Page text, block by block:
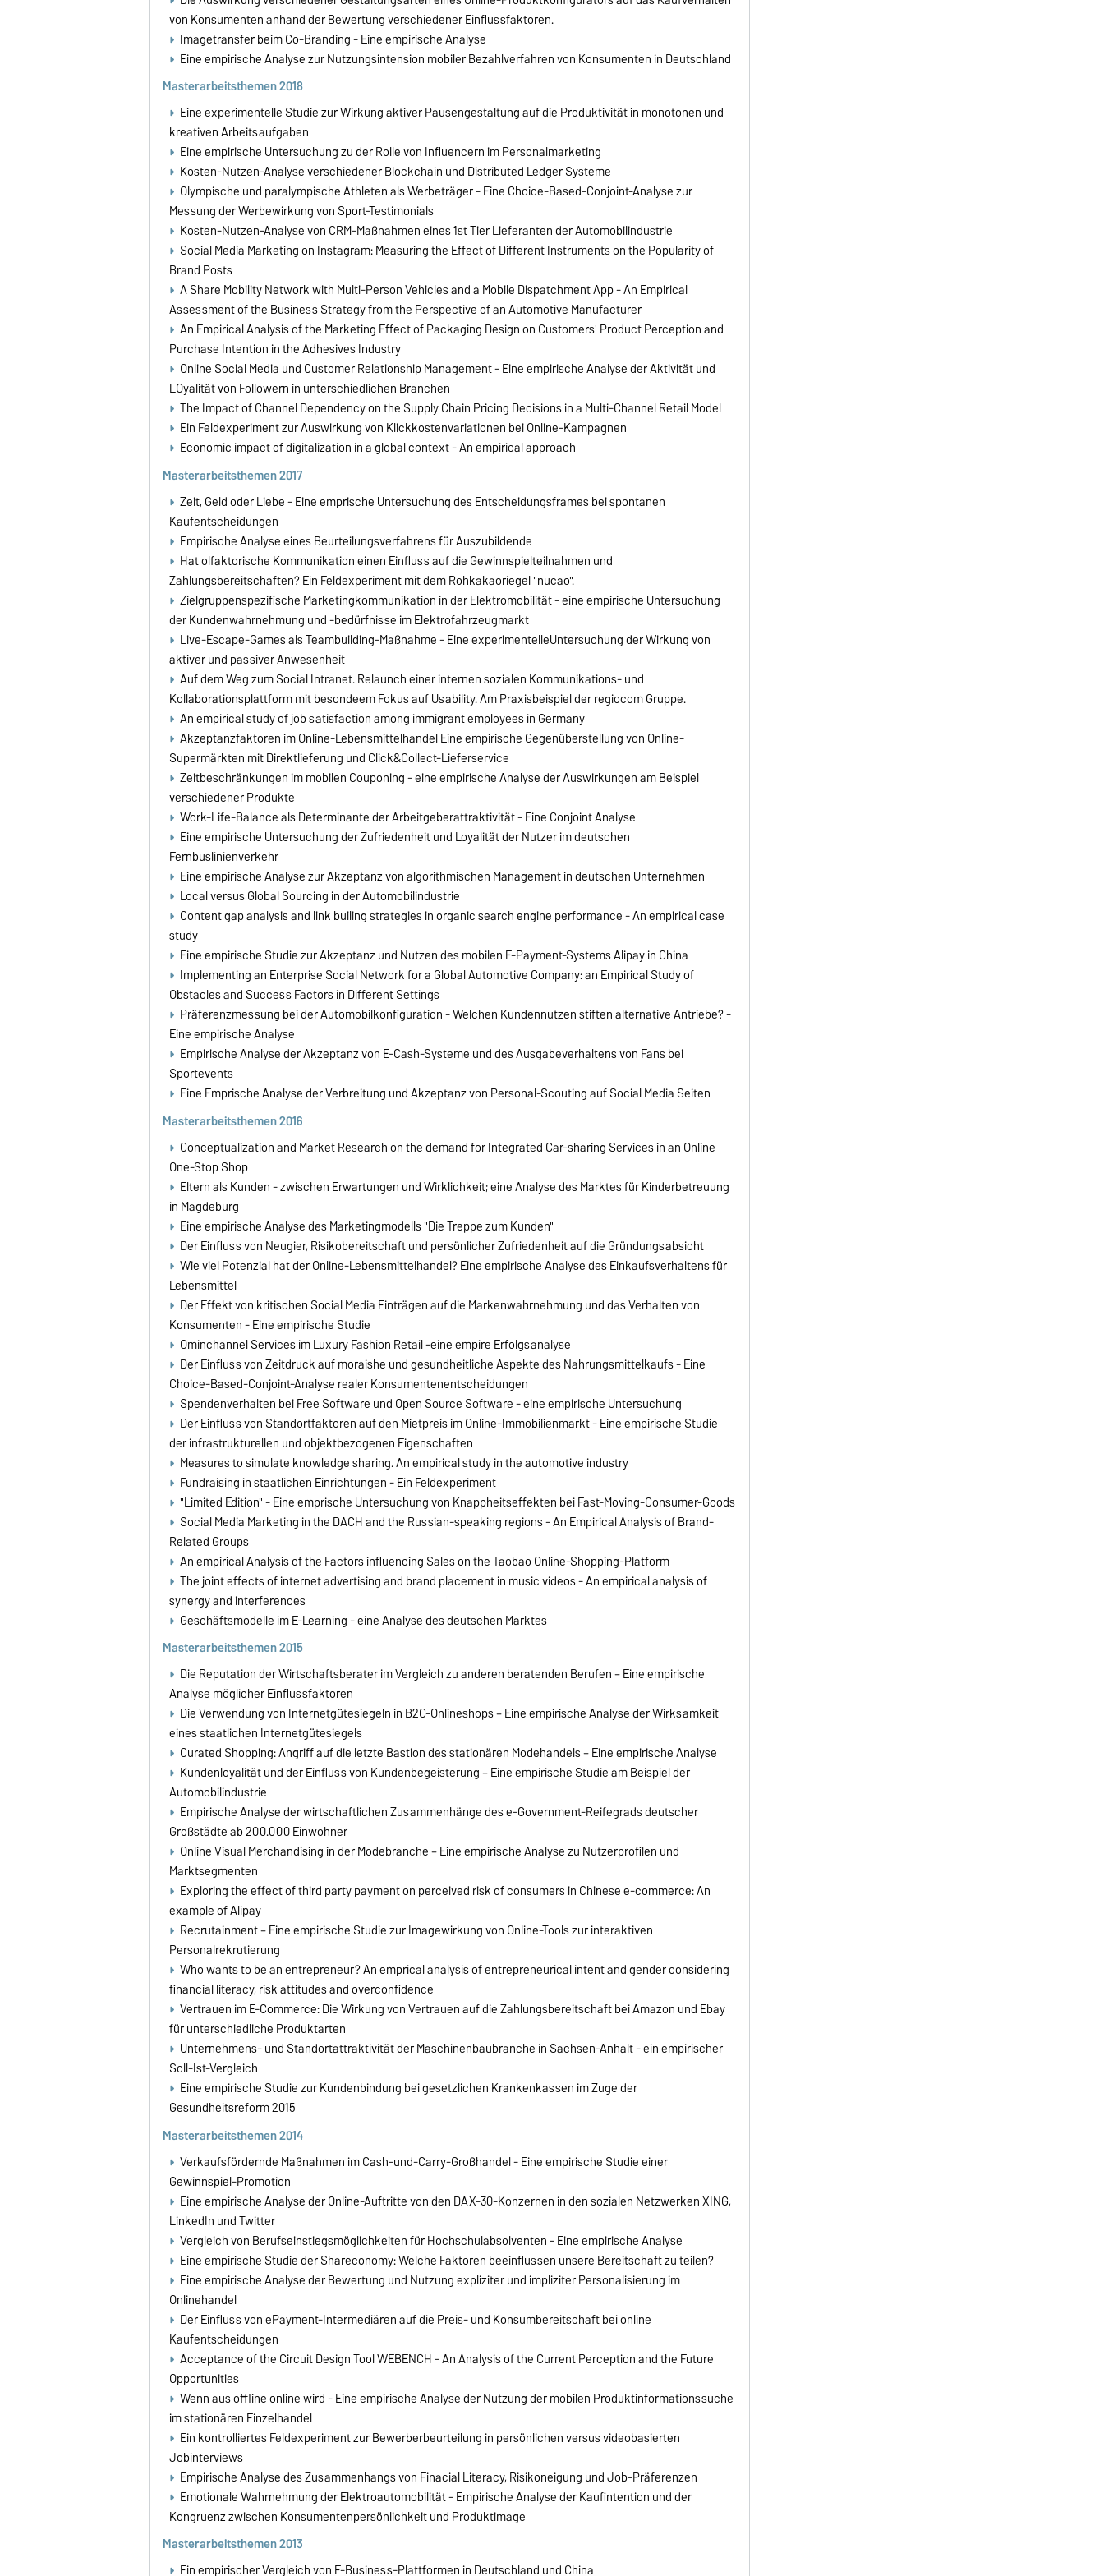
von Konsumenten anhand der Bewertung verschiedener Einflussfaktoren.
Imagetransfer beim Co-Branding - Eine empirische Analyse
Eine empirische Analyse zur Nutzungsintension mobiler Bezahlverfahren von Konsumenten in Deutschland
Masterarbeitsthemen 2018
Eine experimentelle Studie zur Wirkung aktiver Pausengestaltung auf die Produktivität in monotonen und
kreativen Arbeitsaufgaben
Eine empirische Untersuchung zu der Rolle von Influencern im Personalmarketing
Kosten-Nutzen-Analyse verschiedener Blockchain und Distributed Ledger Systeme
Olympische und paralympische Athleten als Werbeträger - Eine Choice-Based-Conjoint-Analyse zur
Messung der Werbewirkung von Sport-Testimonials
Kosten-Nutzen-Analyse von CRM-Maßnahmen eines 1st Tier Lieferanten der Automobilindustrie
Social Media Marketing on Instagram: Measuring the Effect of Different Instruments on the Popularity of
Brand Posts
A Share Mobility Network with Multi-Person Vehicles and a Mobile Dispatchment App - An Empirical
Assessment of the Business Strategy from the Perspective of an Automotive Manufacturer
An Empirical Analysis of the Marketing Effect of Packaging Design on Customers' Product Perception and
Purchase Intention in the Adhesives Industry
Online Social Media und Customer Relationship Management - Eine empirische Analyse der Aktivität und
LOyalität von Followern in unterschiedlichen Branchen
The Impact of Channel Dependency on the Supply Chain Pricing Decisions in a Multi-Channel Retail Model
Ein Feldexperiment zur Auswirkung von Klickkostenvariationen bei Online-Kampagnen
Economic impact of digitalization in a global context - An empirical approach
Masterarbeitsthemen 2017
Zeit, Geld oder Liebe - Eine emprische Untersuchung des Entscheidungsframes bei spontanen
Kaufentscheidungen
Empirische Analyse eines Beurteilungsverfahrens für Auszubildende
Hat olfaktorische Kommunikation einen Einfluss auf die Gewinnspielteilnahmen und
Zahlungsbereitschaften? Ein Feldexperiment mit dem Rohkakaoriegel "nucao".
Zielgruppenspezifische Marketingkommunikation in der Elektromobilität - eine empirische Untersuchung
der Kundenwahrnehmung und -bedürfnisse im Elektrofahrzeugmarkt
Live-Escape-Games als Teambuilding-Maßnahme - Eine experimentelleUntersuchung der Wirkung von
aktiver und passiver Anwesenheit
Auf dem Weg zum Social Intranet. Relaunch einer internen sozialen Kommunikations- und
Kollaborationsplattform mit besondeem Fokus auf Usability. Am Praxisbeispiel der regiocom Gruppe.
An empirical study of job satisfaction among immigrant employees in Germany
Akzeptanzfaktoren im Online-Lebensmittelhandel Eine empirische Gegenüberstellung von Online-
Supermärkten mit Direktlieferung und Click&Collect-Lieferservice
Zeitbeschränkungen im mobilen Couponing - eine empirische Analyse der Auswirkungen am Beispiel
verschiedener Produkte
Work-Life-Balance als Determinante der Arbeitgeberattraktivität - Eine Conjoint Analyse
Eine empirische Untersuchung der Zufriedenheit und Loyalität der Nutzer im deutschen
Fernbuslinienverkehr
Eine empirische Analyse zur Akzeptanz von algorithmischen Management in deutschen Unternehmen
Local versus Global Sourcing in der Automobilindustrie
Content gap analysis and link builing strategies in organic search engine performance - An empirical case
study
Eine empirische Studie zur Akzeptanz und Nutzen des mobilen E-Payment-Systems Alipay in China
Implementing an Enterprise Social Network for a Global Automotive Company: an Empirical Study of
Obstacles and Success Factors in Different Settings
Präferenzmessung bei der Automobilkonfiguration - Welchen Kundennutzen stiften alternative Antriebe? -
Eine empirische Analyse
Empirische Analyse der Akzeptanz von E-Cash-Systeme und des Ausgabeverhaltens von Fans bei
Sportevents
Eine Emprische Analyse der Verbreitung und Akzeptanz von Personal-Scouting auf Social Media Seiten
Masterarbeitsthemen 2016
Conceptualization and Market Research on the demand for Integrated Car-sharing Services in an Online
One-Stop Shop
Eltern als Kunden - zwischen Erwartungen und Wirklichkeit; eine Analyse des Marktes für Kinderbetreuung
in Magdeburg
Eine empirische Analyse des Marketingmodells "Die Treppe zum Kunden"
Der Einfluss von Neugier, Risikobereitschaft und persönlicher Zufriedenheit auf die Gründungsabsicht
Wie viel Potenzial hat der Online-Lebensmittelhandel? Eine empirische Analyse des Einkaufsverhaltens für
Lebensmittel
Der Effekt von kritischen Social Media Einträgen auf die Markenwahrnehmung und das Verhalten von
Konsumenten - Eine empirische Studie
Ominchannel Services im Luxury Fashion Retail -eine empire Erfolgsanalyse
Der Einfluss von Zeitdruck auf moraishe und gesundheitliche Aspekte des Nahrungsmittelkaufs - Eine
Choice-Based-Conjoint-Analyse realer Konsumentenentscheidungen
Spendenverhalten bei Free Software und Open Source Software - eine empirische Untersuchung
Der Einfluss von Standortfaktoren auf den Mietpreis im Online-Immobilienmarkt - Eine empirische Studie
der infrastrukturellen und objektbezogenen Eigenschaften
Measures to simulate knowledge sharing. An empirical study in the automotive industry
Fundraising in staatlichen Einrichtungen - Ein Feldexperiment
"Limited Edition" - Eine emprische Untersuchung von Knappheitseffekten bei Fast-Moving-Consumer-Goods
Social Media Marketing in the DACH and the Russian-speaking regions - An Empirical Analysis of Brand-
Related Groups
An empirical Analysis of the Factors influencing Sales on the Taobao Online-Shopping-Platform
The joint effects of internet advertising and brand placement in music videos - An empirical analysis of
synergy and interferences
Geschäftsmodelle im E-Learning - eine Analyse des deutschen Marktes
Masterarbeitsthemen 2015
Die Reputation der Wirtschaftsberater im Vergleich zu anderen beratenden Berufen – Eine empirische
Analyse möglicher Einflussfaktoren
Die Verwendung von Internetgütesiegeln in B2C-Onlineshops – Eine empirische Analyse der Wirksamkeit
eines staatlichen Internetgütesiegels
Curated Shopping: Angriff auf die letzte Bastion des stationären Modehandels – Eine empirische Analyse
Kundenloyalität und der Einfluss von Kundenbegeisterung – Eine empirische Studie am Beispiel der
Automobilindustrie
Empirische Analyse der wirtschaftlichen Zusammenhänge des e-Government-Reifegrads deutscher
Großstädte ab 200.000 Einwohner
Online Visual Merchandising in der Modebranche – Eine empirische Analyse zu Nutzerprofilen und
Marktsegmenten
Exploring the effect of third party payment on perceived risk of consumers in Chinese e-commerce: An
example of Alipay
Recrutainment – Eine empirische Studie zur Imagewirkung von Online-Tools zur interaktiven
Personalrekrutierung
Who wants to be an entrepreneur? An emprical analysis of entrepreneurical intent and gender considering
financial literacy, risk attitudes and overconfidence
Vertrauen im E-Commerce: Die Wirkung von Vertrauen auf die Zahlungsbereitschaft bei Amazon und Ebay
für unterschiedliche Produktarten
Unternehmens- und Standortattraktivität der Maschinenbaubranche in Sachsen-Anhalt - ein empirischer
Soll-Ist-Vergleich
Eine empirische Studie zur Kundenbindung bei gesetzlichen Krankenkassen im Zuge der
Gesundheitsreform 2015
Masterarbeitsthemen 2014
Verkaufsfördernde Maßnahmen im Cash-und-Carry-Großhandel - Eine empirische Studie einer
Gewinnspiel-Promotion
Eine empirische Analyse der Online-Auftritte von den DAX-30-Konzernen in den sozialen Netzwerken XING,
LinkedIn und Twitter
Vergleich von Berufseinstiegsmöglichkeiten für Hochschulabsolventen - Eine empirische Analyse
Eine empirische Studie der Shareconomy: Welche Faktoren beeinflussen unsere Bereitschaft zu teilen?
Eine empirische Analyse der Bewertung und Nutzung expliziter und impliziter Personalisierung im
Onlinehandel
Der Einfluss von ePayment-Intermediären auf die Preis- und Konsumbereitschaft bei online
Kaufentscheidungen
Acceptance of the Circuit Design Tool WEBENCH - An Analysis of the Current Perception and the Future
Opportunities
Wenn aus offline online wird - Eine empirische Analyse der Nutzung der mobilen Produktinformationssuche
im stationären Einzelhandel
Ein kontrolliertes Feldexperiment zur Bewerberbeurteilung in persönlichen versus videobasierten
Jobinterviews
Empirische Analyse des Zusammenhangs von Finacial Literacy, Risikoneigung und Job-Präferenzen
Emotionale Wahrnehmung der Elektroautomobilität - Empirische Analyse der Kaufintention und der
Kongruenz zwischen Konsumentenpersönlichkeit und Produktimage
Masterarbeitsthemen 2013
Ein empirischer Vergleich von E-Business-Plattformen in Deutschland und China